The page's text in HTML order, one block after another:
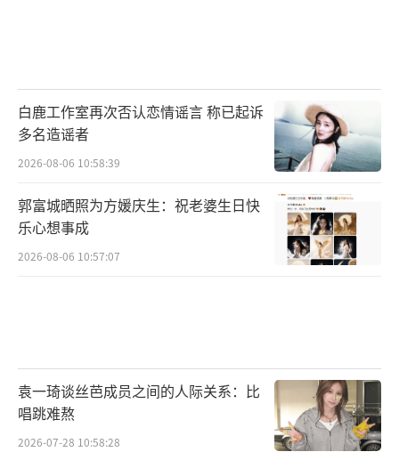
白鹿工作室再次否认恋情谣言 称已起诉
多名造谣者
2026-08-06 10:58:39
郭富城晒照为方媛庆生：祝老婆生日快
乐心想事成
2026-08-06 10:57:07
袁一琦谈丝芭成员之间的人际关系：比
唱跳难熬
2026-07-28 10:58:28